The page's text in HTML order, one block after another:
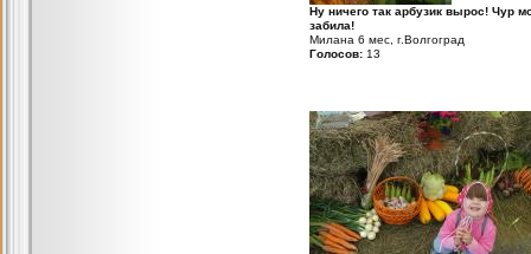
Ну ничего так арбузик вырос! Чур
забила!
Милана 6 мес, г.Волгоград
Голосов: 13